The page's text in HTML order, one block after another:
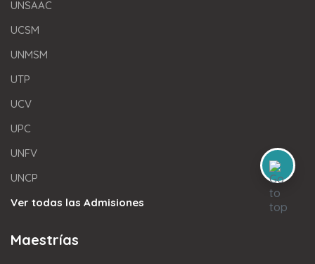
UNSAAC
UCSM
UNMSM
UTP
UCV
UPC
UNFV
UNCP
Ver todas las Admisiones
Maestrías